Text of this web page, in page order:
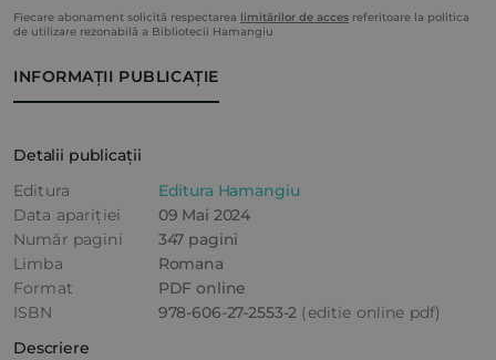
INFORMAȚII PUBLICAȚIE
Detalii publicații
Editura
Editura Hamangiu
Data apariției
09 Mai 2024
Număr pagini
347 pagini
Limba
Romana
Format
PDF online
ISBN
978-606-27-2553-2 (editie online pdf)
Descriere
Fiecare abonament solicită respectarea limitărilor de acces referitoare la politica
de utilizare rezonabilă a Bibliotecii Hamangiu